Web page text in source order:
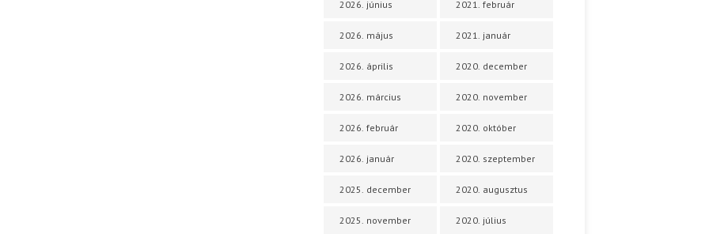
2026. június
2026. május
2026. április
2026. március
2026. február
2026. január
2025. december
2025. november
2021. február
2021. január
2020. december
2020. november
2020. október
2020. szeptember
2020. augusztus
2020. július